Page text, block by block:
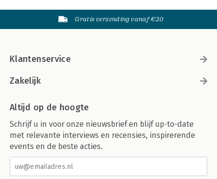
Gratis verzending vanaf €20
Klantenservice
Zakelijk
Altijd op de hoogte
Schrijf u in voor onze nieuwsbrief en blijf up-to-date
met relevante interviews en recensies, inspirerende
events en de beste acties.